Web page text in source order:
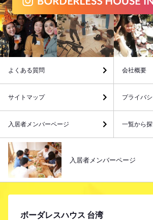
ボーダレスハウス 台湾
よくある質問 会社概要
サイトマップ プライバ
入居者メンバーページ 一覧から
入居者メンバーページ